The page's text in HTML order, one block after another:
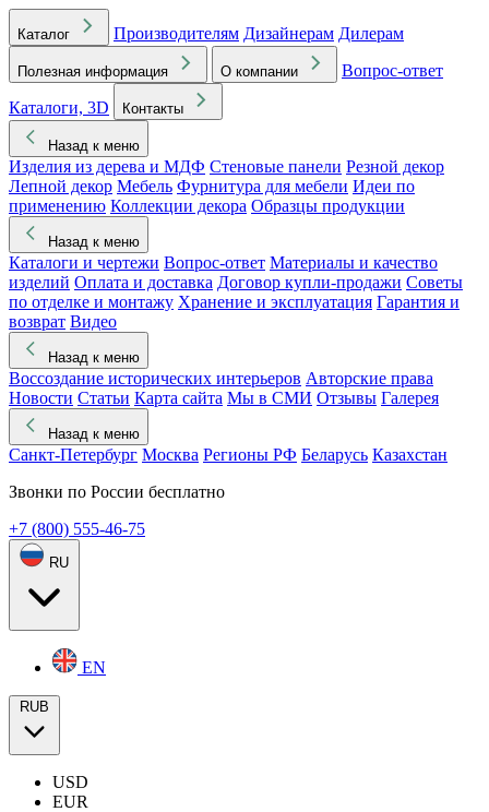
Каталог Производителям Дизайнерам Дилерам
Полезная информация О компании
Вопрос-ответ
Каталоги, 3D
Контакты
Назад к меню
Изделия из дерева и МДФ Стеновые панели Резной декор
Лепной декор Мебель Фурнитура для мебели Идеи по
применению Коллекции декора Образцы продукции
Назад к меню
Каталоги и чертежи Вопрос-ответ Материалы и качество
изделий Оплата и доставка Договор купли-продажи Советы
по отделке и монтажу Хранение и эксплуатация Гарантия и
возврат Видео
Назад к меню
Воссоздание исторических интерьеров Авторские права
Новости Статьи Карта сайта Мы в СМИ Отзывы Галерея
Назад к меню
Санкт-Петербург Москва Регионы РФ Беларусь Казахстан
Звонки по России бесплатно
+7 (800) 555-46-75
RU
EN
RUB
USD
EUR